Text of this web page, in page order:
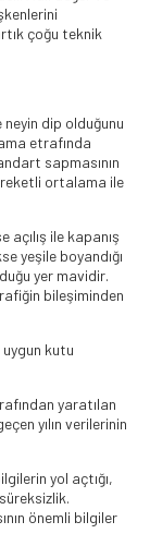
çoğu teknik
dip olduğunu
etrafında
sapmasının
ortalama ile
açılış ile kapanış
yeşile boyandığı
yer mavidir.
bileşiminden
kutu
yaratılan
yılın verilerinin
yol açtığı,
önemli bilgiler